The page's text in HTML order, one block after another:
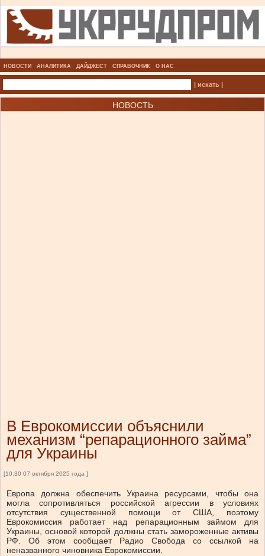
НОВОСТИ АНАЛИТИКА ДАЙДЖЕСТ СПРАВОЧНИК О НАС
| искать |
НОВОСТЬ
В Еврокомиссии объяснили
механизм “репарационного займа”
для Украины
[10:30 07 октября 2025 года ]
Европа должна обеспечить Украина ресурсами, чтобы она
могла сопротивляться российской агрессии в условиях
отсутствия существенной помощи от США, поэтому
Еврокомиссия работает над репарационным займом для
Украины, основой которой должны стать замороженные активы
РФ. Об этом сообщает Радио Свобода со ссылкой на
неназванного чиновника Еврокомиссии.